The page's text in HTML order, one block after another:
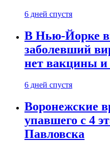
6 дней спустя
В Нью-Йорке
заболевший
нет вакцины и
6 дней спустя
Воронежские
упавшего с 4
Павловска